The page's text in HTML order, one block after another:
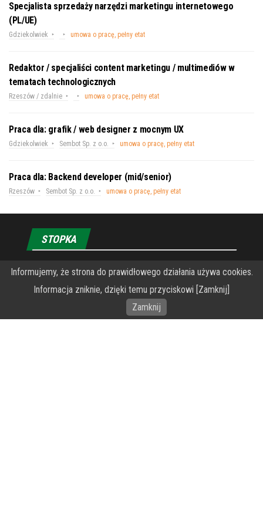
Specjalista sprzedaży narzędzi marketingu internetowego
(PL/UE)
Gdziekolwiek umowa o pracę, pełny etat
Redaktor / specjaliści content marketingu / multimediów w
tematach technologicznych
Rzeszów / zdalnie umowa o pracę, pełny etat
Praca dla: grafik / web designer z mocnym UX
Gdziekolwiek Sembot Sp. z o.o. umowa o pracę, pełny etat
Praca dla: Backend developer (mid/senior)
Rzeszów Sembot Sp. z o.o. umowa o pracę, pełny etat
STOPKA
O Fundacji PRZEkarpacie
Wykonanie portalu – specjaliści stron www WordPress
Informujemy, że strona do prawidłowego działania używa cookies.
Informacja zniknie, dzięki temu przyciskowi [Zamknij]
Zamknij